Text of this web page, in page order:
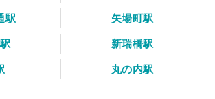
駅
矢場町駅
新瑞橋駅
丸の内駅